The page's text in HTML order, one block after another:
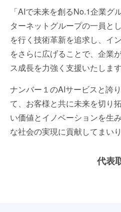
「AIで未来を創るNo.1企業グ
ターネットグループの一員と
を行く技術革新を追求し、イ
をさらに広げることで、企業
ス成長を力強く支援いたします
ナンバー１のAIサービスと誇
て、お客様と共に未来を切り
い価値とイノベーションを生
な社会の実現に貢献してまいり
代表